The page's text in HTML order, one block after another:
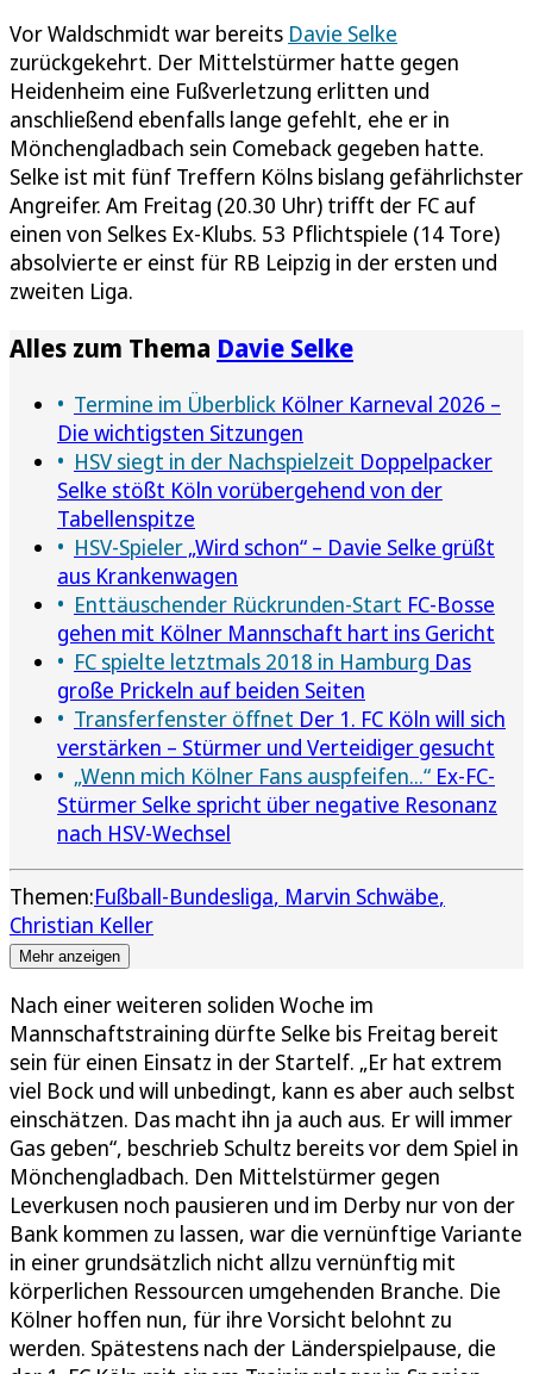
Vor Waldschmidt war bereits Davie Selke
zurückgekehrt. Der Mittelstürmer hatte gegen
Heidenheim eine Fußverletzung erlitten und
anschließend ebenfalls lange gefehlt, ehe er in
Mönchengladbach sein Comeback gegeben hatte.
Selke ist mit fünf Treffern Kölns bislang gefährlichster
Angreifer. Am Freitag (20.30 Uhr) trifft der FC auf
einen von Selkes Ex-Klubs. 53 Pflichtspiele (14 Tore)
absolvierte er einst für RB Leipzig in der ersten und
zweiten Liga.
Alles zum Thema Davie Selke
Termine im Überblick Kölner Karneval 2026 –
Die wichtigsten Sitzungen
HSV siegt in der Nachspielzeit Doppelpacker
Selke stößt Köln vorübergehend von der
Tabellenspitze
HSV-Spieler „Wird schon“ – Davie Selke grüßt
aus Krankenwagen
Enttäuschender Rückrunden-Start FC-Bosse
gehen mit Kölner Mannschaft hart ins Gericht
FC spielte letztmals 2018 in Hamburg Das
große Prickeln auf beiden Seiten
Transferfenster öffnet Der 1. FC Köln will sich
verstärken – Stürmer und Verteidiger gesucht
„Wenn mich Kölner Fans auspfeifen...“ Ex-FC-
Stürmer Selke spricht über negative Resonanz
nach HSV-Wechsel
Themen:Fußball-Bundesliga Marvin Schwäbe
Christian Keller
Mehr anzeigen
Nach einer weiteren soliden Woche im
Mannschaftstraining dürfte Selke bis Freitag bereit
sein für einen Einsatz in der Startelf. „Er hat extrem
viel Bock und will unbedingt, kann es aber auch selbst
einschätzen. Das macht ihn ja auch aus. Er will immer
Gas geben“, beschrieb Schultz bereits vor dem Spiel in
Mönchengladbach. Den Mittelstürmer gegen
Leverkusen noch pausieren und im Derby nur von der
Bank kommen zu lassen, war die vernünftige Variante
in einer grundsätzlich nicht allzu vernünftig mit
körperlichen Ressourcen umgehenden Branche. Die
Kölner hoffen nun, für ihre Vorsicht belohnt zu
werden. Spätestens nach der Länderspielpause, die